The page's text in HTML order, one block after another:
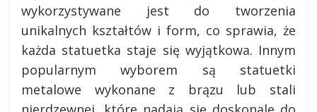
wykorzystywane jest do tworzenia
unikalnych kształtów i form, co sprawia, że
każda statuetka staje się wyjątkowa. Innym
popularnym wyborem są statuetki
metalowe wykonane z brązu lub stali